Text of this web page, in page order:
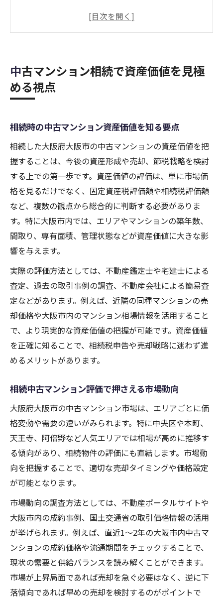
相続中古マンション評価で押さえる市場動
要性
相続後に資産価値が変動する要因を解説
大阪市中古マンション相続の評価基準とは
相続物件の固定資産税評価額の見方と注意
点
路線価と市場価格を活用した相続評価のコ
ツ
相続した中古マンションの再建築価格の基
礎知識
専門家による相続物件評価のメリットとは
相続した中古マンションの売却判断ポイント
中古マンション相続後の売却タイミングを
見極める
相続マンション売却に必要な手続きと流れ
相続物件の売却期限や注意点を徹底解説
相続後の売却判断に役立つ市場動向の把握
法
管理と節税の両立を目指す相続の進め方
相続物件管理の基本と節税対策のポイント
相続中古マンションの維持費用と節税方法
固定資産税を抑える相続後の管理術
賃貸活用による相続マンションの節税効果
相続と税務申告の流れを管理目線で解説
売却か長期保有か悩む物件の選択基準を紹介
相続中古マンションの売却判断材料を整理
長期保有が有利な相続物件の特徴を解説
相続したマンションの将来性を見極める方
法
収益性と資産価値から考える相続物件の選
択
中古マンション相続で資産価値を見極
める視点
相続時の中古マンション資産価値を知る要点
相続した大阪府大阪市の中古マンションの資産価値を把
握することは、今後の資産形成や売却、節税戦略を検討
する上での第一歩です。資産価値の評価は、単に市場価
格を見るだけでなく、固定資産税評価額や相続税評価額
など、複数の観点から総合的に判断する必要がありま
す。特に大阪市内では、エリアやマンションの築年数、
間取り、専有面積、管理状態などが資産価値に大きな影
響を与えます。
実際の評価方法としては、不動産鑑定士や宅建士による
査定、過去の取引事例の調査、不動産会社による簡易査
定などがあります。例えば、近隣の同種マンションの売
却価格や大阪市内のマンション相場情報を活用すること
で、より現実的な資産価値の把握が可能です。資産価値
を正確に知ることで、相続税申告や売却戦略に迷わず進
めるメリットがあります。
相続中古マンション評価で押さえる市場動向
大阪府大阪市の中古マンション市場は、エリアごとに価
格変動や需要の違いがみられます。特に中央区や本町、
天王寺、阿倍野など人気エリアでは相場が高めに推移す
る傾向があり、相続物件の評価にも直結します。市場動
向を把握することで、適切な売却タイミングや価格設定
が可能となります。
市場動向の調査方法としては、不動産ポータルサイトや
大阪市内の成約事例、国土交通省の取引価格情報の活用
が挙げられます。例えば、直近1〜2年の大阪市内中古マ
ンションの成約価格や流通期間をチェックすることで、
現状の需要と供給バランスを読み解くことができます。
市場が上昇局面であれば売却を急ぐ必要はなく、逆に下
落傾向であれば早めの売却を検討するのがポイントで